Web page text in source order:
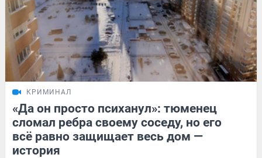
КРИМИНАЛ
«Да он просто психанул»: тюменец
сломал ребра своему соседу, но его
всё равно защищает весь дом —
история